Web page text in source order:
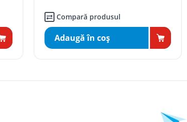
Compară produsul
Adaugă în coş